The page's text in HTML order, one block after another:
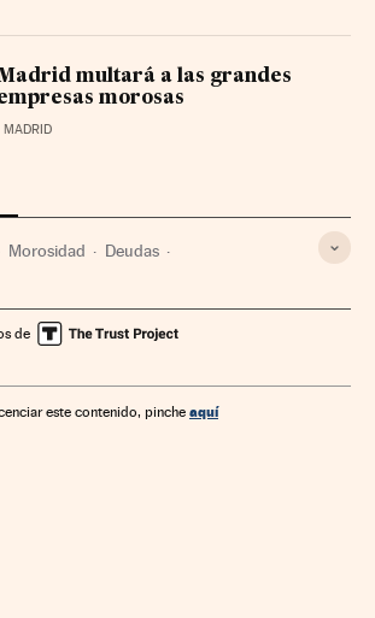
multará a las grandes
morosas
| MADRID
Morosidad Deudas
Contratos administrativos
Mercados financieros
de
este contenido, pinche aquí